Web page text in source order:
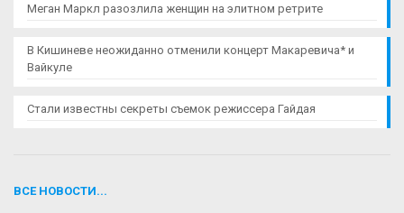
Меган Маркл разозлила женщин на элитном ретрите
В Кишиневе неожиданно отменили концерт Макаревича* и
Вайкуле
Стали известны секреты съемок режиссера Гайдая
ВСЕ НОВОСТИ...